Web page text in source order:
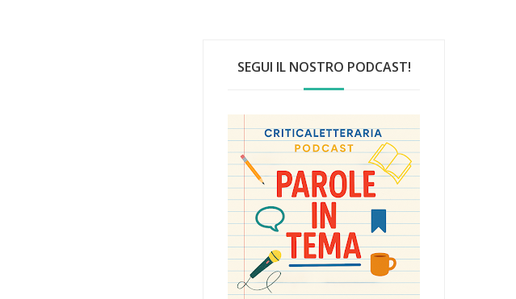
SEGUI IL NOSTRO PODCAST!